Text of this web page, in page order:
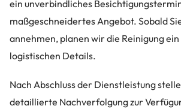
ein unverbindliches
maßgeschneidertes Angebot. Sobald
annehmen, planen wir die Reinigung
logistischen Details.
Nach Abschluss der Dienstleistung
detaillierte Nachverfolgung zur